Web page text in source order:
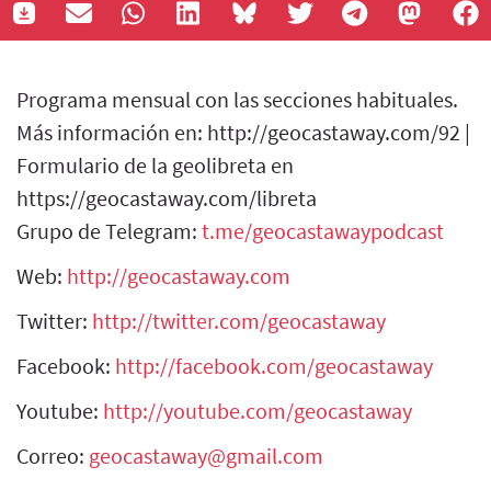
Programa mensual con las secciones habituales.
Más información en: http://geocastaway.com/92 |
Formulario de la geolibreta en
https://geocastaway.com/libreta
Grupo de Telegram: t.me/geocastawaypodcast
Web: http://geocastaway.com
Twitter: http://twitter.com/geocastaway
Facebook: http://facebook.com/geocastaway
Youtube: http://youtube.com/geocastaway
Correo: geocastaway@gmail.com